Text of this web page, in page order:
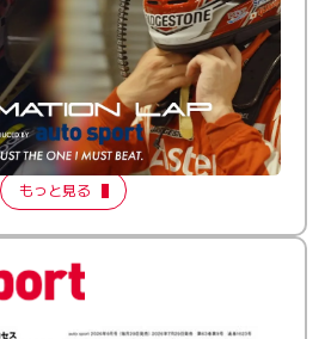
てる。小林利徠斗 × 野村勇斗
LAP Produced by auto sport】
2026 Episode 2
もっと見る